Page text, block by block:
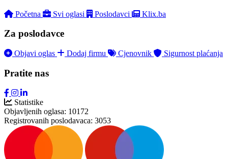
Početna Svi oglasi Poslodavci Klix.ba
Za poslodavce
Objavi oglas Dodaj firmu Cjenovnik Sigurnost plaćanja
Pratite nas
Statistike
Objavljenih oglasa: 10172
Registrovanih poslodavaca: 3053